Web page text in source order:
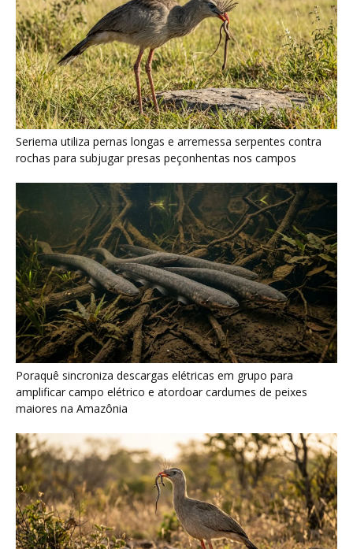
Poraquê sincroniza descargas elétricas em grupo para
amplificar campo elétrico e atordoar cardumes de peixes
maiores na Amazônia
Seriema combina corridas em alta velocidade e arremessos
contra rochas para imobilizar serpentes peçonhentas no
cerrado